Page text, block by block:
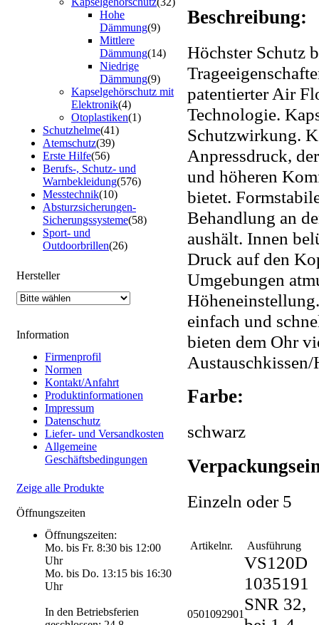
Hohe
Dämmung(9)
Mittlere
Dämmung(14)
Niedrige
Dämmung(9)
Kapselgehörschutz mit
Elektronik(4)
Otoplastiken(1)
Schutzhelme(41)
Atemschutz(39)
Erste Hilfe(56)
Berufs-, Schutz- und
Warnbekleidung(576)
Messtechnik(10)
Absturzsicherungen-
Sicherungssysteme(58)
Sport- und
Outdoorbrillen(26)
Hersteller
Information
Firmenprofil
Normen
Kontakt/Anfahrt
Produktinformationen
Impressum
Datenschutz
Liefer- und Versandkosten
Allgemeine
Geschäftsbedingungen
Zeige alle Produkte
Öffnungszeiten
Öffnungszeiten:
Mo. bis Fr. 8:30 bis 12:00
Uhr
Mo. bis Do. 13:15 bis 16:30
Uhr
In den Betriebsferien
Beschreibung:
Höchster Schutz
patentierter Air
Technologie.
Schutzwirkung.
Anpressdruck,
und höheren
bietet.
Behandlung an
aushält. Innen
Druck auf den
Umgebungen
einfach und
bieten dem Ohr
Farbe:
schwarz
Einzeln oder 5
Artikelnr. Ausführung
0501092901
VS120D
1035191
SNR 32,